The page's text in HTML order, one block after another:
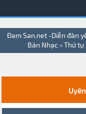
Đam San.net -Diễn đàn
Bản Nhạc > Thứ tự